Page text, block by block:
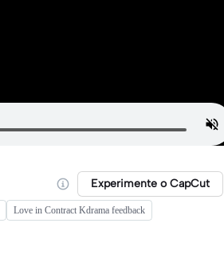
Experimente o CapCut
Love in Contract Kdrama feedback